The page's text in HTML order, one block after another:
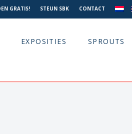
GRATIS! STEUN SBK CONTACT
EXPOSITIES SPROUTS